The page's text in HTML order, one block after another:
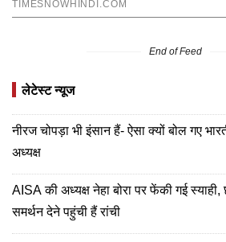
End of Feed
लेटेस्ट न्यूज
नीरज चोपड़ा भी इंसान हैं- ऐसा क्यों बोल गए
अध्यक्ष
AISA की अध्यक्ष नेहा बोरा पर फेंकी गई स्याही,
समर्थन देने पहुंची हैं रांची